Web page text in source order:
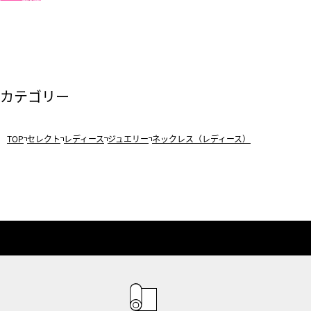
カテゴリー
TOP セレクト レディース ジュエリー ネックレス（レディース）